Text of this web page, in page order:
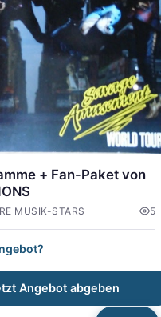
+ Fan-Paket von
MUSIK-STARS 5
Angebot abgeben